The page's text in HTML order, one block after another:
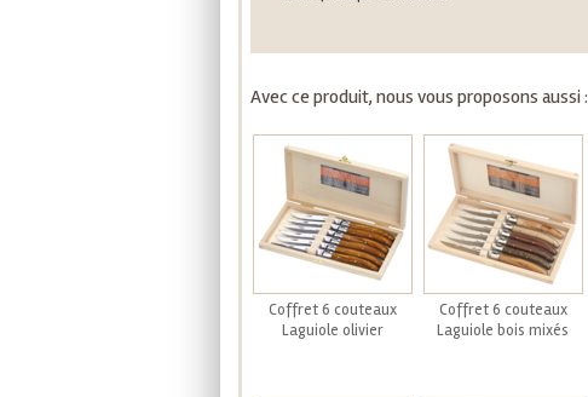
Avec ce produit, nous vous proposons aussi :
Coffret 6 couteaux
Laguiole olivier
Coffret 6 couteaux
Laguiole bois mixés